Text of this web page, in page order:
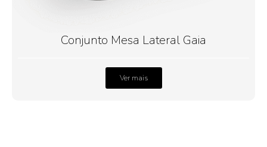
Conjunto Mesa Lateral Gaia
Ver mais